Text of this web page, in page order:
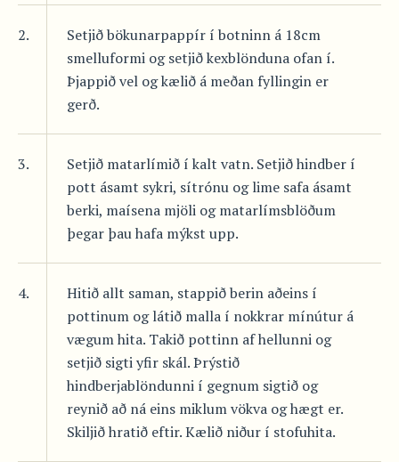
2.
Setjið bökunarpappír í botninn á 18cm
smelluformi og setjið kexblönduna ofan í.
Þjappið vel og kælið á meðan fyllingin er
gerð.
3.
Setjið matarlímið í kalt vatn. Setjið hindber í
pott ásamt sykri, sítrónu og lime safa ásamt
berki, maísena mjöli og matarlímsblöðum
þegar þau hafa mýkst upp.
4.
Hitið allt saman, stappið berin aðeins í
pottinum og látið malla í nokkrar mínútur á
vægum hita. Takið pottinn af hellunni og
setjið sigti yfir skál. Þrýstið
hindberjablöndunni í gegnum sigtið og
reynið að ná eins miklum vökva og hægt er.
Skiljið hratið eftir. Kælið niður í stofuhita.